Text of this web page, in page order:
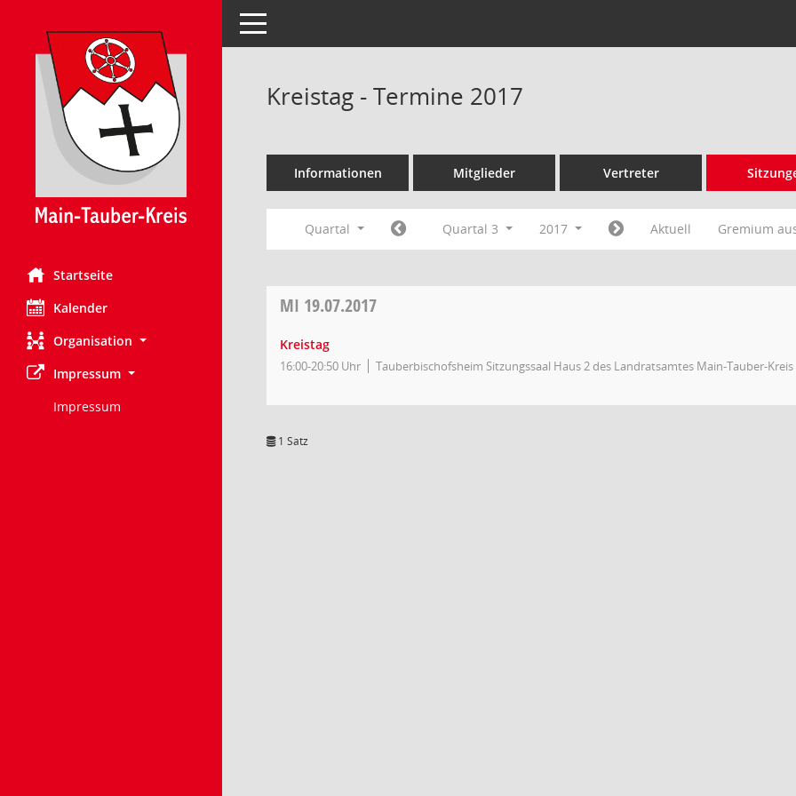
Startseite
Kalender
Organisation
Impressum
Impressum
Toggle navigation
Kreistag - Termine 2017
Informationen Mitglieder Vertreter
Quartal Quartal 3 2017 Aktuell Gremium
MI 19.07.2017
Kreistag
16:00-20:50 Uhr Tauberbischofsheim Sitzungssaal Haus 2 des Landratsamtes Main-Tauber-Kreis
1 Satz